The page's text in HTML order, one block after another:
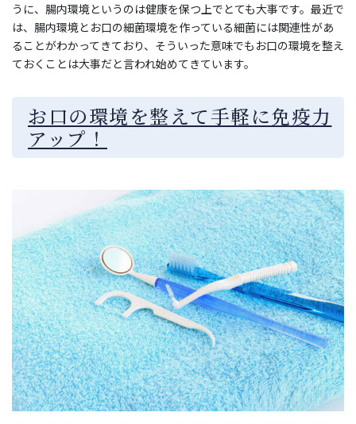
うに、腸内環境というのは健康を保つ上でとても大事です。最近で
は、腸内環境とお口の細菌環境を作っている細菌には関連性があ
ることがわかってきており、そういった意味でもお口の環境を整え
ておくことは大事だと言われ始めてきています。
お口の環境を整えて手軽に免疫力
アップ！